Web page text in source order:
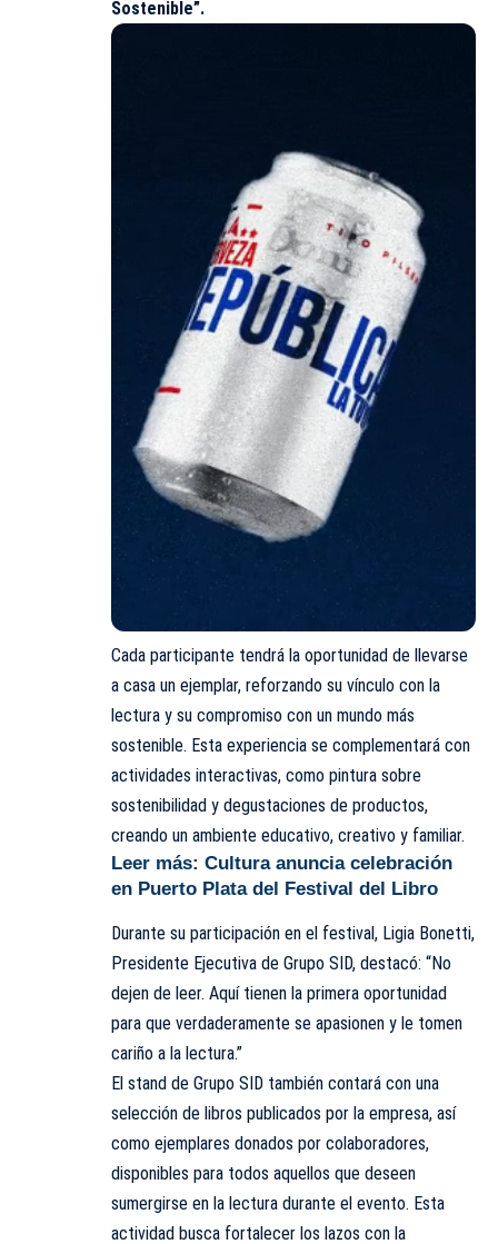
Sostenible”.
Cada participante tendrá la oportunidad de llevarse
a casa un ejemplar, reforzando su vínculo con la
lectura y su compromiso con un mundo más
sostenible. Esta experiencia se complementará con
actividades interactivas, como pintura sobre
sostenibilidad y degustaciones de productos,
creando un ambiente educativo, creativo y familiar.
Leer más: Cultura anuncia celebración
en Puerto Plata del Festival del Libro
Durante su participación en el festival, Ligia Bonetti,
Presidente Ejecutiva de Grupo SID, destacó: “No
dejen de leer. Aquí tienen la primera oportunidad
para que verdaderamente se apasionen y le tomen
cariño a la lectura.”
El stand de Grupo SID también contará con una
selección de libros publicados por la empresa, así
como ejemplares donados por colaboradores,
disponibles para todos aquellos que deseen
sumergirse en la lectura durante el evento. Esta
actividad busca fortalecer los lazos con la